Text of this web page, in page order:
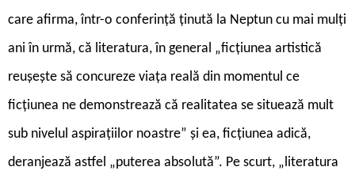
care afirma, într-o conferință ținută la Neptun cu mai mulți
ani în urmă, că literatura, în general „ficțiunea artistică
reușește să concureze viața reală din momentul ce
ficțiunea ne demonstrează că realitatea se situează mult
sub nivelul aspirațiilor noastre” și ea, ficțiunea adică,
deranjează astfel „puterea absolută”. Pe scurt, „literatura